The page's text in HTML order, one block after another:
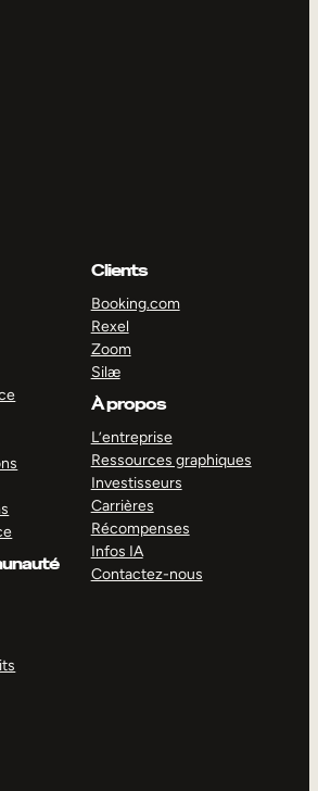
Clients
Booking.com
Rexel
Zoom
Silæ
À propos
L’entreprise
Ressources graphiques
Investisseurs
Carrières
Récompenses
Infos IA
Contactez-nous